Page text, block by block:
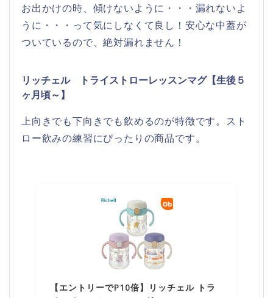
お出かけの時、傾けないように・・・漏れないよ
うに・・・って気にしなくて良し！安心な中蓋が
ついているので、絶対漏れません！
リッチェル トライストローレッスンマグ【生後５
ヶ月頃～】
上向きでも下向きでも飲めるのが特徴です。スト
ロー飲みの練習にぴったりの商品です。
【エントリーでP10倍】リッチェル トラ